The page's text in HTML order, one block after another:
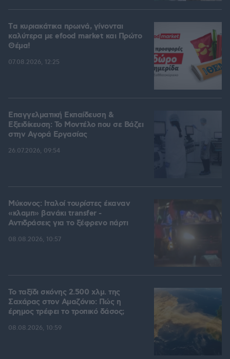
Tα κυριακάτικα πρωινά, γίνονται
καλύτερα με efood market και Πρώτο
Θέμα!
07.08.2026, 12:25
Επαγγελματική Εκπαίδευση &
Εξειδίκευση: Το Mοντέλο που σε Bάζει
στην Aγορά Eργασίας
26.07.2026, 09:54
Μύκονος: Ιταλοί τουρίστες έκαναν
«κλαμπ» βανάκι transfer -
Αντιδράσεις για το ξέφρενο πάρτι
08.08.2026, 10:57
Το ταξίδι σκόνης 2.500 χλμ. της
Σαχάρας στον Αμαζόνιο: Πώς η
έρημος τρέφει το τροπικό δάσος;
08.08.2026, 10:59